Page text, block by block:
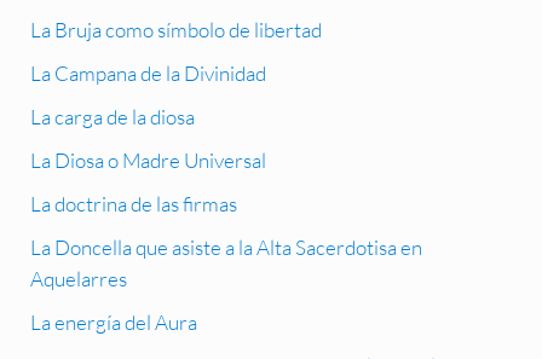
La Bruja como símbolo de libertad
La Campana de la Divinidad
La carga de la diosa
La Diosa o Madre Universal
La doctrina de las firmas
La Doncella que asiste a la Alta Sacerdotisa en
Aquelarres
La energía del Aura